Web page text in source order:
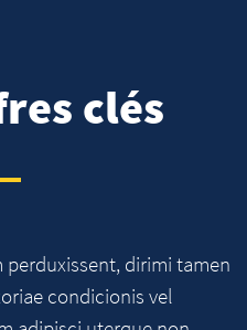
clés
dirimi tamen
condicionis vel